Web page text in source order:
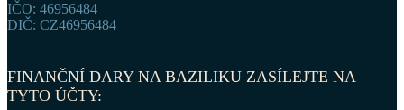
IČO: 46956484
DIČ: CZ46956484
FINANČNÍ DARY NA BAZILIKU ZASÍLEJTE NA
TYTO ÚČTY: